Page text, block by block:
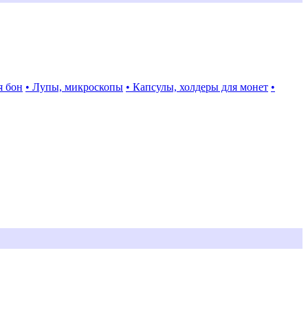
бон • Лупы, микроскопы • Капсулы, холдеры для монет •